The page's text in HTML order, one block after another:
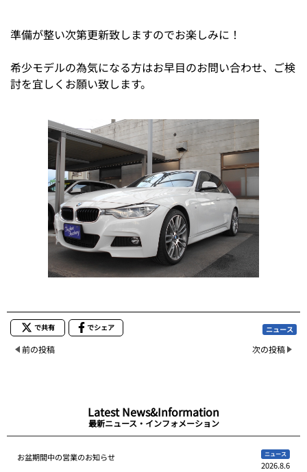
準備が整い次第更新致しますのでお楽しみに！
希少モデルの為気になる方はお早目のお問い合わせ、ご検
討を宜しくお願い致します。
で共有 でシェア ニュース
前の投稿 次の投稿
Latest News&Information
最新ニュース・インフォメーション
お盆期間中の営業のお知らせ ニュース
2026.8.6